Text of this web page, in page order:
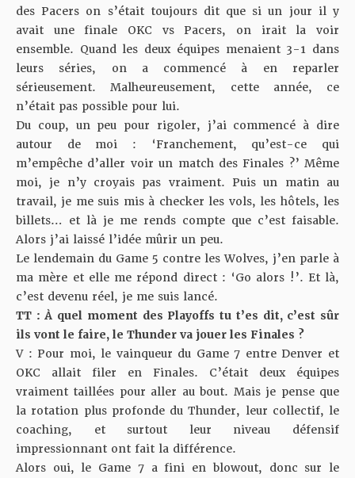
des Pacers on s’était toujours dit que si un jour il y
avait une finale OKC vs Pacers, on irait la voir
ensemble. Quand les deux équipes menaient 3-1 dans
leurs séries, on a commencé à en reparler
sérieusement. Malheureusement, cette année, ce
n’était pas possible pour lui.
Du coup, un peu pour rigoler, j’ai commencé à dire
autour de moi : ‘Franchement, qu’est-ce qui
m’empêche d’aller voir un match des Finales ?’ Même
moi, je n’y croyais pas vraiment. Puis un matin au
travail, je me suis mis à checker les vols, les hôtels, les
billets… et là je me rends compte que c’est faisable.
Alors j’ai laissé l’idée mûrir un peu.
Le lendemain du Game 5 contre les Wolves, j’en parle à
ma mère et elle me répond direct : ‘Go alors !’. Et là,
c’est devenu réel, je me suis lancé.
TT : À quel moment des Playoffs tu t’es dit, c’est sûr
ils vont le faire, le Thunder va jouer les Finales ?
V : Pour moi, le vainqueur du Game 7 entre Denver et
OKC allait filer en Finales. C’était deux équipes
vraiment taillées pour aller au bout. Mais je pense que
la rotation plus profonde du Thunder, leur collectif, le
coaching, et surtout leur niveau défensif
impressionnant ont fait la différence.
Alors oui, le Game 7 a fini en blowout, donc sur le